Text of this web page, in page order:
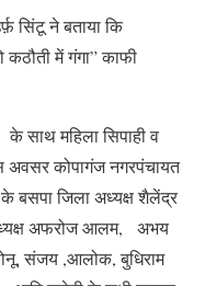
सिंटू ने बताया कि
में गंगा” काफी
के साथ महिला सिपाही व
अवसर कोपागंज नगरपंचायत
बसपा जिला अध्यक्ष शैलेंद्र
अफरोज आलम, अभय
संजय ,आलोक, बुधिराम